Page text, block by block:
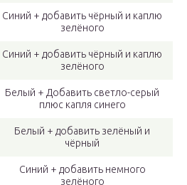
Синий + добавить чёрный и каплю
зелёного
Синий + добавить чёрный и каплю
зелёного
Белый + Добавить светло-серый
плюс капля синего
Белый + добавить зелёный и
чёрный
Синий + добавить немного
зелёного